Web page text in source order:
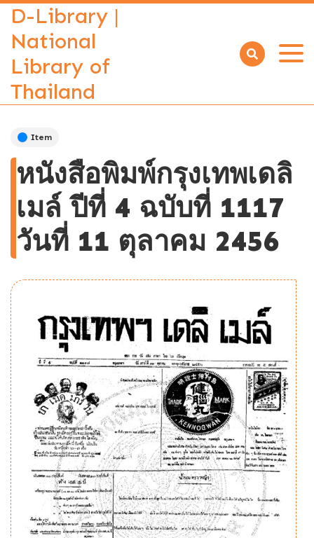
D-Library |
National
Library of
Thailand
Open
Item
หนังสือพิมพ์กรุงเทพเดลิ
เมล์ ปีที่ 4 ฉบับที่ 1117
วันที่ 11 ตุลาคม 2456